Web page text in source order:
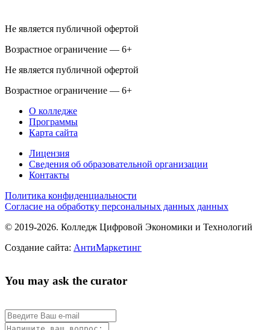
Не является публичной офертой
Возрастное ограничение — 6+
Не является публичной офертой
Возрастное ограничение — 6+
О колледже
Программы
Карта сайта
Лицензия
Сведения об образовательной организации
Контакты
Политика конфиденциальности
Согласие на обработку персональных данных данных
© 2019-2026. Колледж Цифровой Экономики и Технологий
Создание сайта: АнтиМаркетинг
You may ask the curator